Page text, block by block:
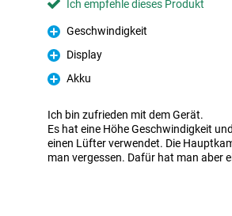
Ich empfehle dieses Produkt
Pro
Geschwindigkeit
Pro
Display
Pro
Akku
Ich bin zufrieden mit dem Gerät.
Es hat eine Höhe Geschwindigkeit
einen Lüfter verwendet. Die
man vergessen. Dafür hat man aber